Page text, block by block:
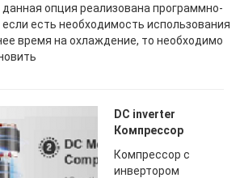
опция реализована программно-
есть необходимость использования
время на охлаждение, то необходимо
DC inverter
Компрессор
Компрессор с
инвертором